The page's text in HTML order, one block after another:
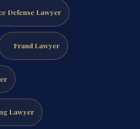
Defense Lawyer
Fraud Lawyer
Lawyer